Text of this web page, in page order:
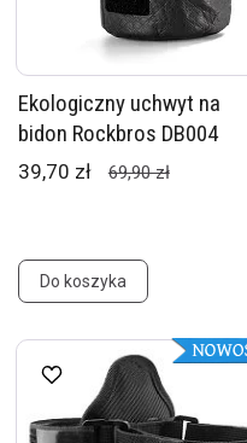
Ekologiczny uchwyt na
bidon Rockbros DB004
39,70 zł 69,90 zł
Do koszyka